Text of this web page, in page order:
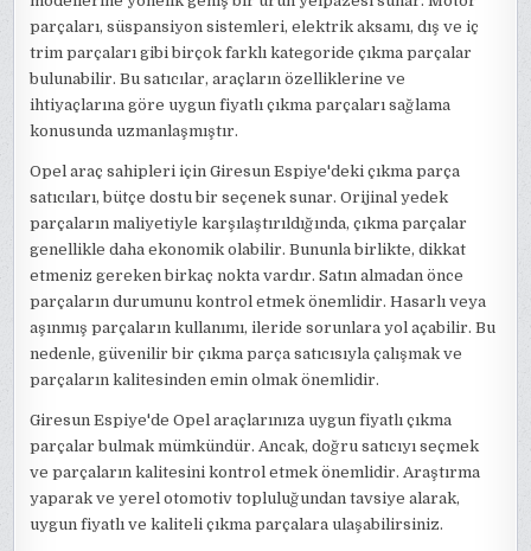
parçaları, süspansiyon sistemleri, elektrik aksamı, dış ve iç
trim parçaları gibi birçok farklı kategoride çıkma parçalar
bulunabilir. Bu satıcılar, araçların özelliklerine ve
ihtiyaçlarına göre uygun fiyatlı çıkma parçaları sağlama
konusunda uzmanlaşmıştır.
Opel araç sahipleri için Giresun Espiye'deki çıkma parça
satıcıları, bütçe dostu bir seçenek sunar. Orijinal yedek
parçaların maliyetiyle karşılaştırıldığında, çıkma parçalar
genellikle daha ekonomik olabilir. Bununla birlikte, dikkat
etmeniz gereken birkaç nokta vardır. Satın almadan önce
parçaların durumunu kontrol etmek önemlidir. Hasarlı veya
aşınmış parçaların kullanımı, ileride sorunlara yol açabilir. Bu
nedenle, güvenilir bir çıkma parça satıcısıyla çalışmak ve
parçaların kalitesinden emin olmak önemlidir.
Giresun Espiye'de Opel araçlarınıza uygun fiyatlı çıkma
parçalar bulmak mümkündür. Ancak, doğru satıcıyı seçmek
ve parçaların kalitesini kontrol etmek önemlidir. Araştırma
yaparak ve yerel otomotiv topluluğundan tavsiye alarak,
uygun fiyatlı ve kaliteli çıkma parçalara ulaşabilirsiniz.